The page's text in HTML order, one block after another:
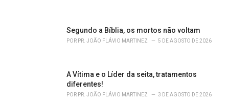
Segundo a Bíblia, os mortos não voltam
POR PR. JOÃO FLÁVIO MARTINEZ 5 DE AGOSTO DE 2026
A Vítima e o Líder da seita, tratamentos
diferentes!
POR PR. JOÃO FLÁVIO MARTINEZ 3 DE AGOSTO DE 2026